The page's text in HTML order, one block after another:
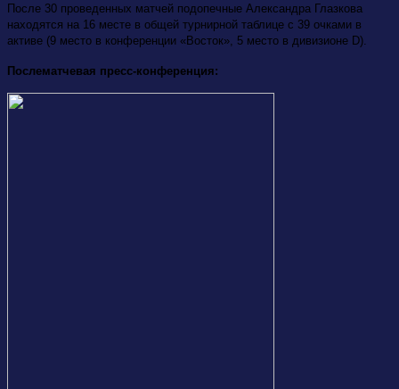
После 30 проведенных матчей подопечные Александра Глазкова
находятся на 16 месте в общей турнирной таблице с 39 очками в
активе (9 место в конференции «Восток», 5 место в дивизионе D).
Послематчевая пресс-конференция: